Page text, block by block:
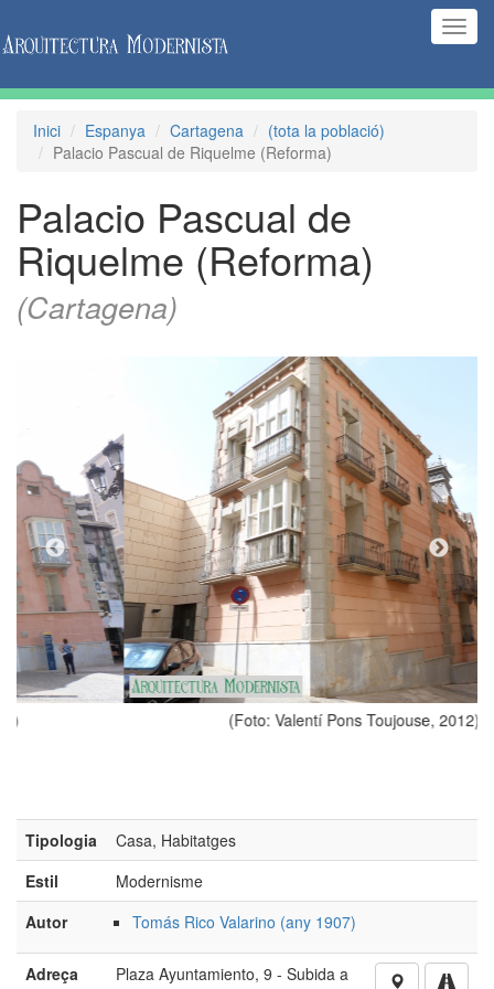
Inici Espanya Cartagena
(tota la població)
Palacio Pascual de Riquelme (Reforma)
Palacio Pascual de
Riquelme (Reforma)
(Cartagena)
(Foto: Valentí Pons Toujouse, 2012)
Tipologia
Casa, Habitatges
Estil
Modernisme
Autor
Tomás Rico Valarino (any 1907)
Adreça
Plaza Ayuntamiento, 9 - Subida a